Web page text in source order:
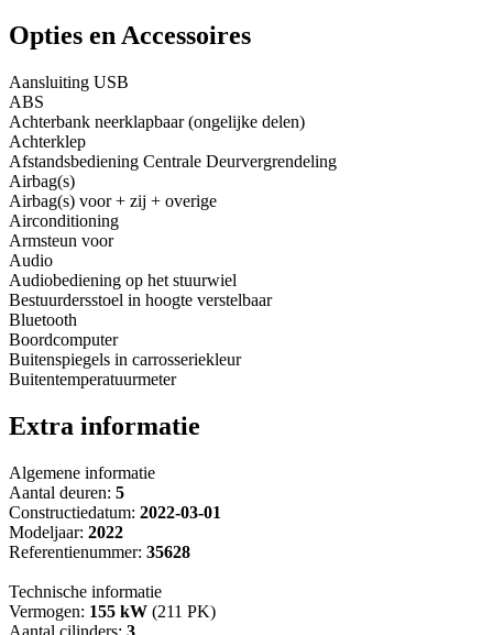
Opties en Accessoires
Aansluiting USB
ABS
Achterbank neerklapbaar (ongelijke delen)
Achterklep
Afstandsbediening Centrale Deurvergrendeling
Airbag(s)
Airbag(s) voor + zij + overige
Airconditioning
Armsteun voor
Audio
Audiobediening op het stuurwiel
Bestuurdersstoel in hoogte verstelbaar
Bluetooth
Boordcomputer
Buitenspiegels in carrosseriekleur
Buitentemperatuurmeter
Extra informatie
Algemene informatie
Aantal deuren: 5
Constructiedatum: 2022-03-01
Modeljaar: 2022
Referentienummer: 35628
Technische informatie
Vermogen: 155 kW (211 PK)
Aantal cilinders: 3